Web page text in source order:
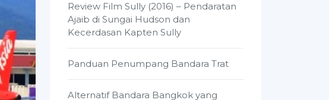
Review Film Sully (2016) – Pendaratan
Ajaib di Sungai Hudson dan
Kecerdasan Kapten Sully
Panduan Penumpang Bandara Trat
Alternatif Bandara Bangkok yang